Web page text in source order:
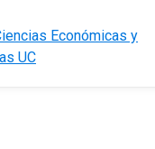
Económicas y
UC